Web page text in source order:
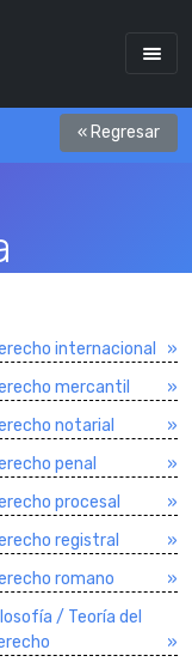
« Regresar
internacional
»
mercantil
»
notarial
»
penal
»
procesal
»
registral
»
romano
»
/ Teorí­a del
»